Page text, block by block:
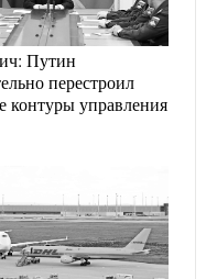
Путин
перестроил
контуры управления